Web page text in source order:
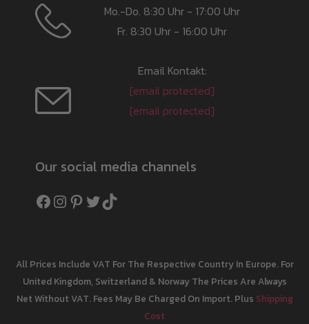
Mo.-Do. 8:30 Uhr - 17:00 Uhr
Fr. 8:30 Uhr - 16:00 Uhr
Email Kontakt:
[email protected]
[email protected]
Our social media channels
Facebook
Instagram
Pinterest
Twitter
TikTok
All Prices Include VAT For The Respective Country In Europe. For
United Kingdom, Switzerland & Norway The Prices Are Always
Net Without VAT. Fees May Be Charged On Import. Plus Shipping
Cost